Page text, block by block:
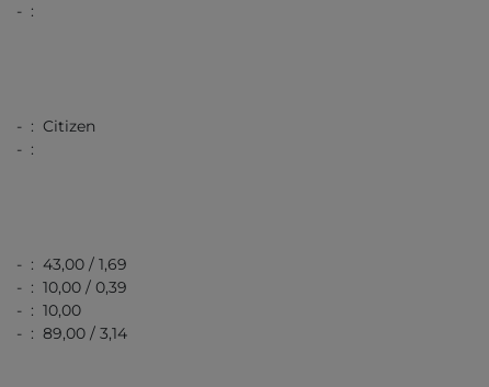
- :
- : Citizen
- :
- : 43,00 / 1,69
- : 10,00 / 0,39
- : 10,00
- : 89,00 / 3,14